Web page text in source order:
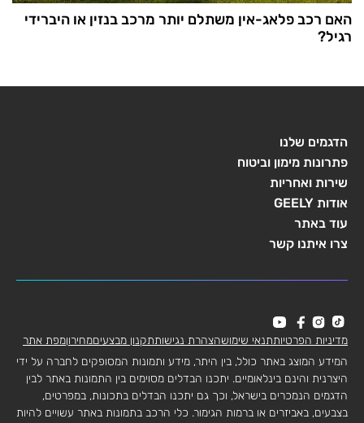
האם רכב פלאג-אין משתלם יותר מרכב בנזין או היברידי
רגיל?
הדגמים שלנו
פתרונות מימון וביטוח
שירות ואחריות
אודות GEELY
עוד באתר
צרו איתנו קשר
מדיניות הפרטיותתנאי שימושהצהרת נגישותתקנון מבצעיםמחירוןמפת אתר
המידע המוצג באתר כולל, בין היתר, מידע ותמונות המסופקים לחברה על ידי
היצרנית והינם בינלאומיים. יתכנו הבדלים מסוימים בין התמונות באתר לבין
הדגמים הנמכרים בישראל, וכך גם יתכנו הבדלים בתכונות, במפרטים,
בצבעים, באביזרים או ברמות הגימור. כלי הרכב בתמונות באתר עשויים להיות